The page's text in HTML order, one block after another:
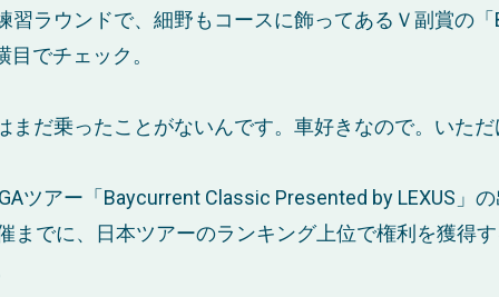
習ラウンドで、細野もコースに飾ってあるＶ副賞の
目でチェック。
まだ乗ったことがないんです。車好きなので。いただ
ツアー「Baycurrent Classic Presented by LEXUS」の
までに、日本ツアーのランキング上位で権利を獲得